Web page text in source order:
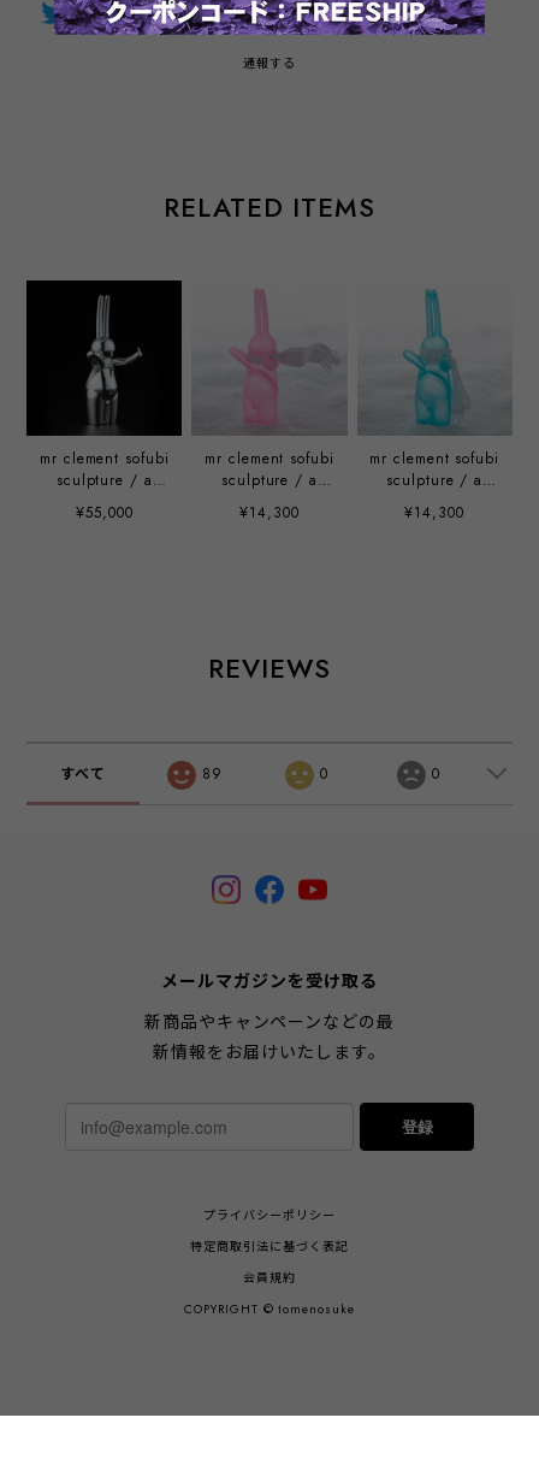
Twitter LINE Facebook
通報する
RELATED ITEMS
mr clement sofubi
sculpture / a
vulgar statement
gin-kyo chapter
¥55,000
mr clement sofubi
sculpture / a
vulgar statement
chapter 3: pink
¥14,300
mr clement sofubi
sculpture / a
vulgar statement
chapter 3: blue
¥14,300
REVIEWS
すべて 89 0 0
メールマガジンを受け取る
新商品やキャンペーンなどの最
新情報をお届けいたします。
登録
プライバシーポリシー
特定商取引法に基づく表記
会員規約
COPYRIGHT © tomenosuke